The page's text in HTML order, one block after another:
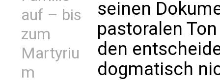
auf – bis
zum
Martyriu
m
seinen
pastoralen
den
dogmatisch